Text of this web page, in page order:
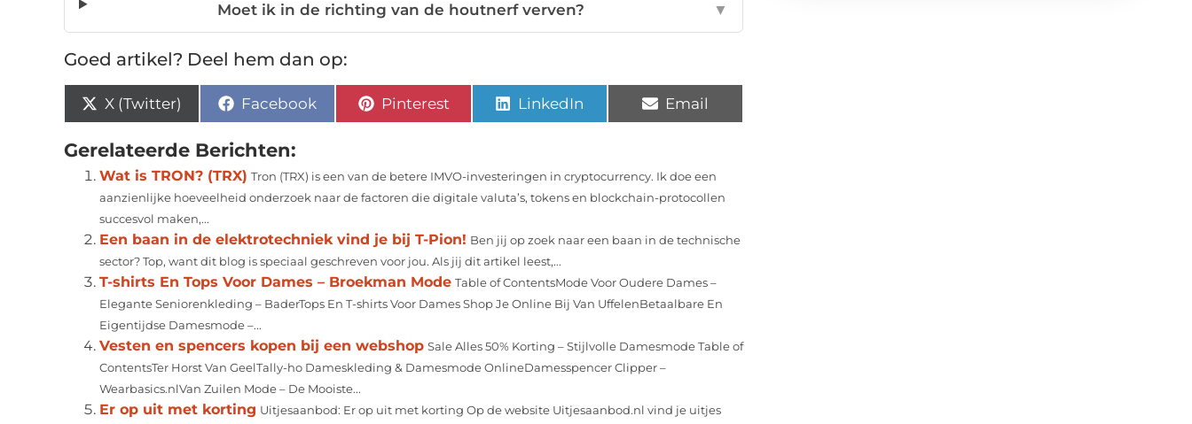
Moet ik in de richting van de houtnerf verven? ▼
Goed artikel? Deel hem dan op:
X (Twitter) Facebook Pinterest LinkedIn Email
Gerelateerde Berichten:
Wat is TRON? (TRX) Tron (TRX) is een van de betere IMVO-investeringen in cryptocurrency. Ik doe een
aanzienlijke hoeveelheid onderzoek naar de factoren die digitale valuta’s, tokens en blockchain-protocollen
succesvol maken,...
Een baan in de elektrotechniek vind je bij T-Pion! Ben jij op zoek naar een baan in de technische
sector? Top, want dit blog is speciaal geschreven voor jou. Als jij dit artikel leest,...
T-shirts En Tops Voor Dames – Broekman Mode Table of ContentsMode Voor Oudere Dames –
Elegante Seniorenkleding – BaderTops En T-shirts Voor Dames Shop Je Online Bij Van UffelenBetaalbare En
Eigentijdse Damesmode –...
Vesten en spencers kopen bij een webshop Sale Alles 50% Korting – Stijlvolle Damesmode Table of
ContentsTer Horst Van GeelTally-ho Dameskleding & Damesmode OnlineDamesspencer Clipper –
Wearbasics.nlVan Zuilen Mode – De Mooiste...
Er op uit met korting Uitjesaanbod: Er op uit met korting Op de website Uitjesaanbod.nl vind je uitjes